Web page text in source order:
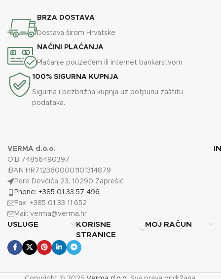
BRZA DOSTAVA
Dostava širom Hrvatske
NAĆINI PLAĆANJA
Plaćanje pouzećem ili internet bankarstvom
100% SIGURNA KUPNJA
Sigurna i bezbrižna kupnja uz potpunu zaštitu
podataka.
VERMA d.o.o.
OIB 74856490397
IBAN HR7123600001101314879
Pere Devćiča 23, 10290 Zaprešić
Phone: +385 01 33 57 496
Fax: +385 01 33 11 652
Mail: verma@verma.hr
USLUGE
KORISNE
STRANICE
MOJ RAČUN